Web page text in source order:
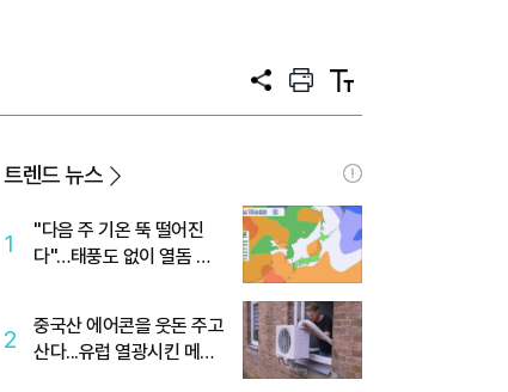
공
프
트
텍
트
트렌드 뉴스
1
"다음 주 기온 뚝 떨어진
다"…태풍도 없이 열돔 박
2
중국산 에어콘을 웃돈 주고
산다...유럽 열광시킨 메이